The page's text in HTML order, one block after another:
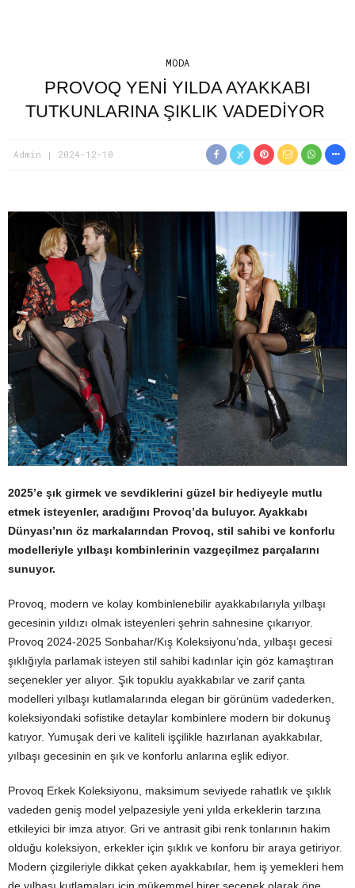
MODA
PROVOQ YENI YILDA AYAKKABI
TUTKUNLARINA ŞIKLIK VADEDIYOR
Admin 2024-12-10
2025’e şık girmek ve sevdiklerini güzel bir hediyeyle mutlu
etmek isteyenler, aradığını Provoq’da buluyor. Ayakkabı
Dünyası’nın öz markalarından Provoq, stil sahibi ve konforlu
modelleriyle yılbaşı kombinlerinin vazgeçilmez parçalarını
sunuyor.
Provoq, modern ve kolay kombinlenebilir ayakkabılarıyla yılbaşı
gecesinin yıldızı olmak isteyenleri şehrin sahnesine çıkarıyor.
Provoq 2024-2025 Sonbahar/Kış Koleksiyonu’nda, yılbaşı gecesi
şıklığıyla parlamak isteyen stil sahibi kadınlar için göz kamaştıran
seçenekler yer alıyor. Şık topuklu ayakkabılar ve zarif çanta
modelleri yılbaşı kutlamalarında elegan bir görünüm vadederken,
koleksiyondaki sofistike detaylar kombinlere modern bir dokunuş
katıyor. Yumuşak deri ve kaliteli işçilikle hazırlanan ayakkabılar,
yılbaşı gecesinin en şık ve konforlu anlarına eşlik ediyor.
Provoq Erkek Koleksiyonu, maksimum seviyede rahatlık ve şıklık
vadeden geniş model yelpazesiyle yeni yılda erkeklerin tarzına
etkileyici bir imza atıyor. Gri ve antrasit gibi renk tonlarının hakim
olduğu koleksiyon, erkekler için şıklık ve konforu bir araya getiriyor.
Modern çizgileriyle dikkat çeken ayakkabılar, hem iş yemekleri hem